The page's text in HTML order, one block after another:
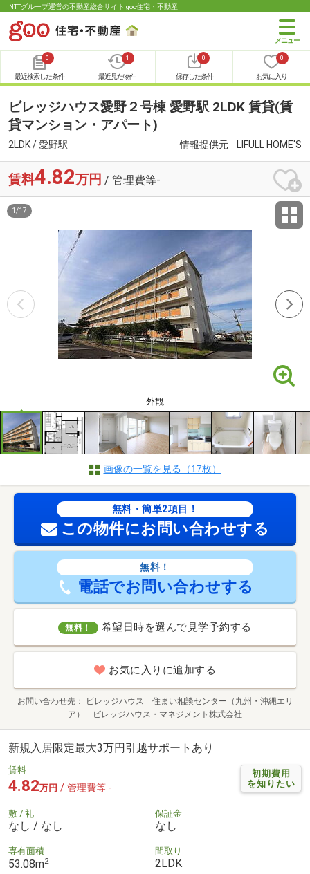
NTTグループ運営の不動産総合サイト goo住宅・不動産
0
最近検索した条件
1
最近見た物件
0
保存した条件
0
お気に入り
ビレッジハウス愛野２号棟 愛野駅 2LDK 賃貸(賃
貸マンション・アパート)
2LDK / 愛野駅 情報提供元 LIFULL HOME'S
賃料4.82万円 / 管理費等-
外観
1 /17
画像の一覧を見る（17枚）
無料・簡単2項目！
この物件にお問い合わせする
無料！
電話でお問い合わせする
無料！ 希望日時を選んで見学予約する
お気に入りに追加する
お問い合わせ先
ビレッジハウス 住まい相談センター（九州・沖縄エリ
ア） ビレッジハウス・マネジメント株式会社
新規入居限定最大3万円引越サポートあり
初期費用
を知りたい
賃料
4.82万円 / 管理費等 -
敷 / 礼
なし / なし
保証金
なし
専有面積
53.08m2
間取り
2LDK